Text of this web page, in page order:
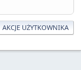
AKCJE UŻYTKOWNIKA